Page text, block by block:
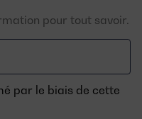
pour tout savoir.
par le biais de cette